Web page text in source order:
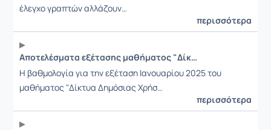
έλεγχο γραπτών αλλάζουν…
περισσότερα
Αποτελέσματα εξέτασης μαθήματος "Δίκτυα Δημόσιας Χρήσης και Διασύνδεση Δικτύων" (Εξεταστική Ιανουαρίου 2025)
Η βαθμολογία για την εξέταση Ιανουαρίου 2025 του
μαθήματος "Δίκτυα Δημόσιας Χρήσ…
περισσότερα